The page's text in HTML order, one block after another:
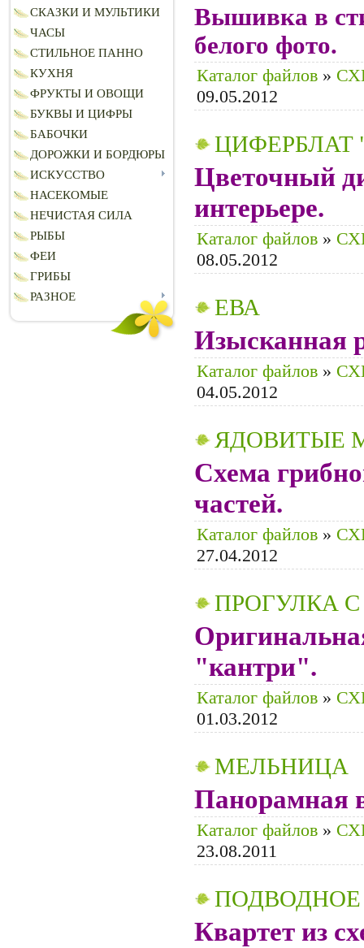
СКАЗКИ И МУЛЬТИКИ
ЧАСЫ
СТИЛЬНОЕ ПАННО
КУХНЯ
ФРУКТЫ И ОВОЩИ
БУКВЫ И ЦИФРЫ
БАБОЧКИ
ДОРОЖКИ И БОРДЮРЫ
ИСКУССТВО
НАСЕКОМЫЕ
НЕЧИСТАЯ СИЛА
РЫБЫ
ФЕИ
ГРИБЫ
РАЗНОЕ
Вышивка в
белого фото.
Каталог файлов »
09.05.2012
ЦИФЕРБЛАТ
Цветочный
интерьере.
Каталог файлов »
08.05.2012
ЕВА
Изысканная
Каталог файлов »
04.05.2012
ЯДОВИТЫЕ
Схема
частей.
Каталог файлов »
27.04.2012
ПРОГУЛКА
"кантри".
Каталог файлов »
01.03.2012
МЕЛЬНИЦА
Панорамная
Каталог файлов »
23.08.2011
Квартет из